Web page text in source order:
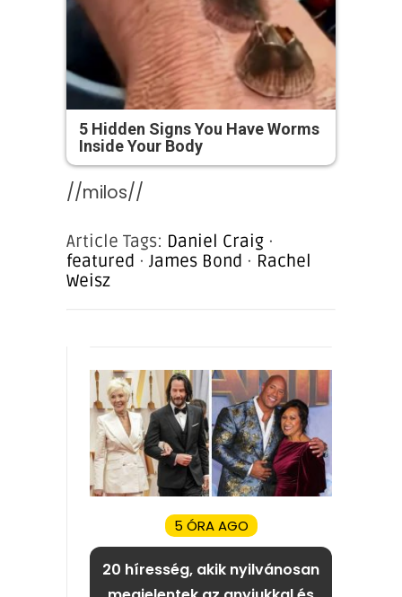
5 Hidden Signs You Have Worms
Inside Your Body
//milos//
Article Tags: Daniel Craig ·
featured · James Bond · Rachel
Weisz
5 ÓRA AGO
20 híresség, akik nyilvánosan